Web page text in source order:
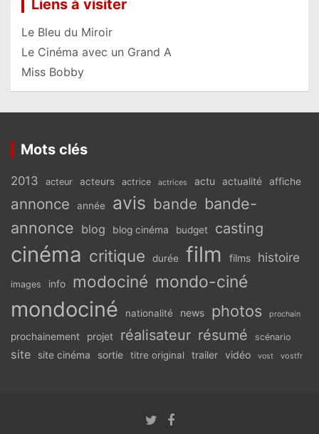
Liens à visiter
Le Bleu du Miroir
Le Cinéma avec un Grand A
Miss Bobby
Mots clés
2013 acteur acteurs actrice actrices actu actualité affiche
annonce année avis bande bande-
annonce blog blog cinéma budget casting
cinéma critique durée film films histoire
images info modociné mondo-ciné
mondociné nationalité news photos prochain
prochainement projet réalisateur résumé scénario
site site cinéma sortie titre original trailer vidéo vost vostfr